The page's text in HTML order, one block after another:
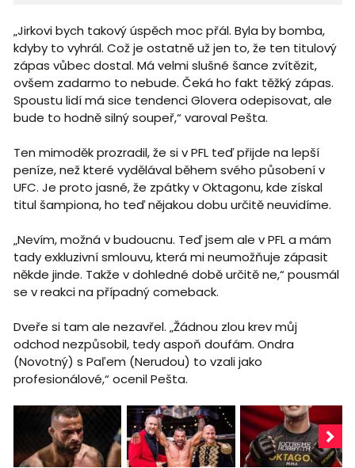
„Jirkovi bych takový úspěch moc přál. Byla by bomba,
kdyby to vyhrál. Což je ostatně už jen to, že ten titulový
zápas vůbec dostal. Má velmi slušné šance zvítězit,
ovšem zadarmo to nebude. Čeká ho fakt těžký zápas.
Spoustu lidí má sice tendenci Glovera odepisovat, ale
bude to hodně silný soupeř,“ varoval Pešta.
Ten mimoděk prozradil, že si v PFL teď přijde na lepší
peníze, než které vydělával během svého působení v
UFC. Je proto jasné, že zpátky v Oktagonu, kde získal
titul šampiona, ho teď nějakou dobu určitě neuvidíme.
„Nevím, možná v budoucnu. Teď jsem ale v PFL a mám
tady exkluzivní smlouvu, která mi neumožňuje zápasit
někde jinde. Takže v dohledné době určitě ne,“ pousmál
se v reakci na případný comeback.
Dveře si tam ale nezavřel. „Žádnou zlou krev můj
odchod nezpůsobil, tedy aspoň doufám. Ondra
(Novotný) s Paľem (Nerudou) to vzali jako
profesionálové,“ ocenil Pešta.